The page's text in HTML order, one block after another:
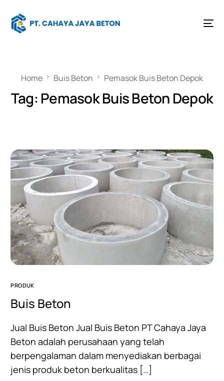
Home Buis Beton Pemasok Buis Beton Depok
Tag: Pemasok Buis Beton Depok
PRODUK
Buis Beton
Jual Buis Beton Jual Buis Beton PT Cahaya Jaya
Beton adalah perusahaan yang telah
berpengalaman dalam menyediakan berbagai
jenis produk beton berkualitas […]